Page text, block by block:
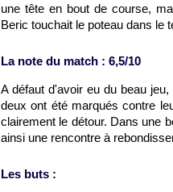
une tête en bout de course,
Beric touchait le poteau dans le
La note du match : 6,5/10
A défaut d'avoir eu du beau
deux ont été marqués contre
clairement le détour. Dans une
ainsi une rencontre à
Les buts :